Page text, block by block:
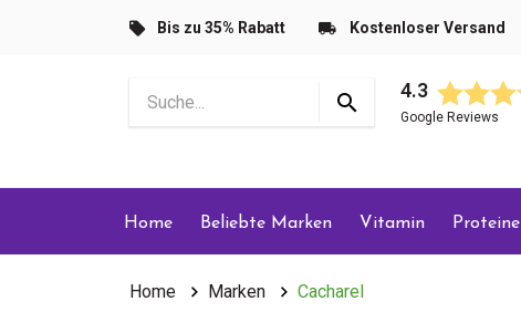
Bis zu 35% Rabatt Kostenloser Versand
4.3
Google Reviews
Home Beliebte Marken Vitamin Proteine
Home Marken Cacharel